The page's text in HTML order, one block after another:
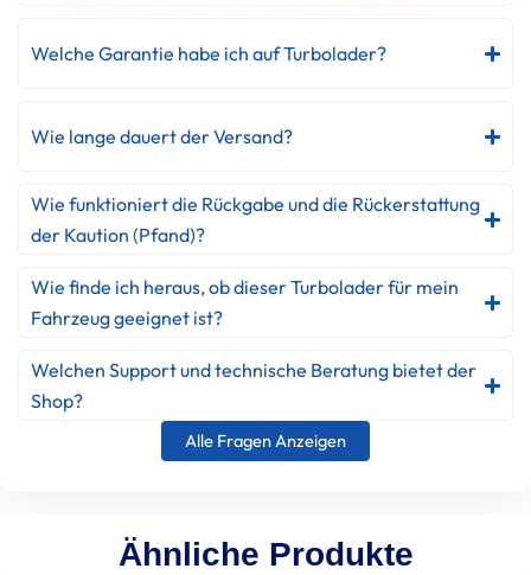
Welche Garantie habe ich auf Turbolader?
Wie lange dauert der Versand?
Wie funktioniert die Rückgabe und die Rückerstattung
der Kaution (Pfand)?
Wie finde ich heraus, ob dieser Turbolader für mein
Fahrzeug geeignet ist?
Welchen Support und technische Beratung bietet der
Shop?
Alle Fragen Anzeigen
Ähnliche Produkte